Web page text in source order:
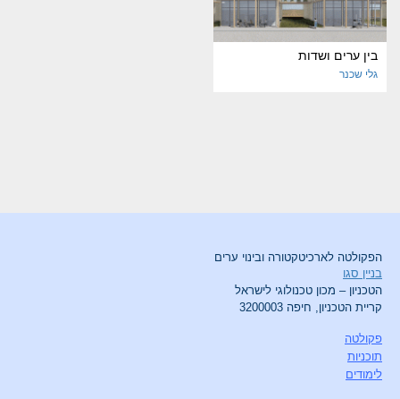
בין ערים ושדות
גלי שכנר
הפקולטה לארכיטקטורה ובינוי ערים
בניין סגו
הטכניון – מכון טכנולוגי לישראל
קריית הטכניון, חיפה 3200003
פקולטה
תוכניות
לימודים